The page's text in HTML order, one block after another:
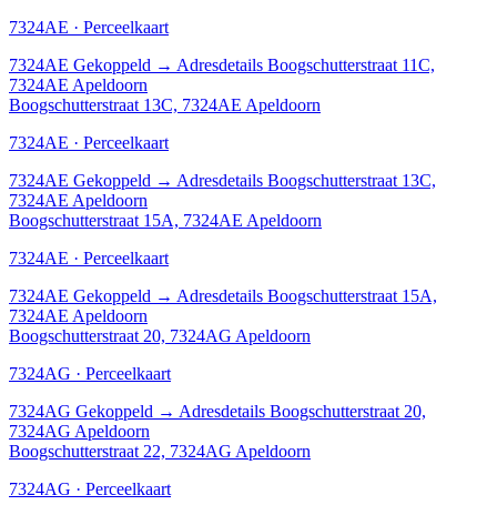
7324AE · Perceelkaart
7324AE Gekoppeld → Adresdetails Boogschutterstraat 11C,
7324AE Apeldoorn
Boogschutterstraat 13C, 7324AE Apeldoorn
7324AE · Perceelkaart
7324AE Gekoppeld → Adresdetails Boogschutterstraat 13C,
7324AE Apeldoorn
Boogschutterstraat 15A, 7324AE Apeldoorn
7324AE · Perceelkaart
7324AE Gekoppeld → Adresdetails Boogschutterstraat 15A,
7324AE Apeldoorn
Boogschutterstraat 20, 7324AG Apeldoorn
7324AG · Perceelkaart
7324AG Gekoppeld → Adresdetails Boogschutterstraat 20,
7324AG Apeldoorn
Boogschutterstraat 22, 7324AG Apeldoorn
7324AG · Perceelkaart